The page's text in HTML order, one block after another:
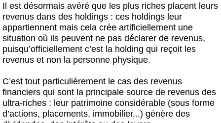
Il est désormais avéré que les plus riches placent leurs
revenus dans des holdings : ces holdings leur
appartiennent mais cela crée artificiellement une
situation où ils peuvent ne pas déclarer de revenus,
puisqu’officiellement c’est la holding qui reçoit les
revenus et non la personne physique.
C’est tout particulièrement le cas des revenus
financiers qui sont la principale source de revenus des
ultra-riches : leur patrimoine considérable (sous forme
d’actions, placements, immobilier...) génère des